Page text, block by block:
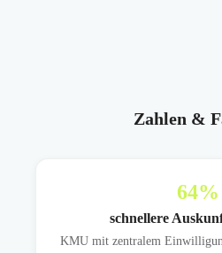
Zahlen &
64%
schnellere
KMU mit zentralem